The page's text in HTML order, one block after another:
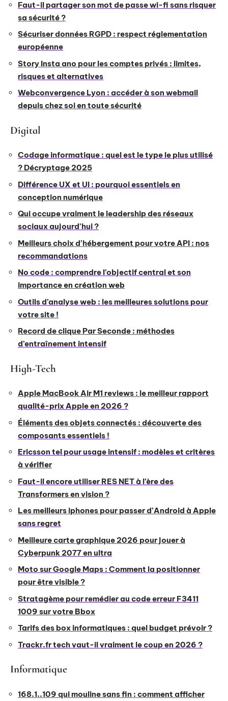
Faut-il partager son mot de passe wi-fi sans risquer
sa sécurité ?
Sécuriser données RGPD : respect réglementation
européenne
Story Insta ano pour les comptes privés : limites,
risques et alternatives
Webconvergence Lyon : accéder à son webmail
depuis chez soi en toute sécurité
Digital
Codage informatique : quel est le type le plus utilisé
? Décryptage 2025
Différence UX et UI : pourquoi essentiels en
conception numérique
Qui occupe vraiment le leadership des réseaux
sociaux aujourd’hui ?
Meilleurs choix d’hébergement pour votre API : nos
recommandations
No code : comprendre l’objectif central et son
importance en création web
Outils d’analyse web : les meilleures solutions pour
votre site !
Record de clique Par Seconde : méthodes
d’entraînement intensif
High-Tech
Apple MacBook Air M1 reviews : le meilleur rapport
qualité-prix Apple en 2026 ?
Éléments des objets connectés : découverte des
composants essentiels !
Ericsson tel pour usage intensif : modèles et critères
à vérifier
Faut-il encore utiliser RES NET à l’ère des
Transformers en vision ?
Les meilleurs iphones pour passer d’Android à Apple
sans regret
Meilleure carte graphique 2026 pour jouer à
Cyberpunk 2077 en ultra
Moto sur Google Maps : Comment la positionner
pour être visible ?
Stratagème pour remédier au code erreur F3411
1009 sur votre Bbox
Tarifs des box informatiques : quel budget prévoir ?
Trackr.fr tech vaut-il vraiment le coup en 2026 ?
Informatique
168.1..109 qui mouline sans fin : comment afficher